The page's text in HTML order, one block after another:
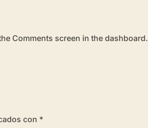
Comments screen in the dashboard.
con *